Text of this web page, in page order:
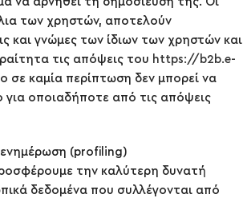
των χρηστών, αποτελούν
και γνώμες των ίδιων των χρηστών και
τις απόψεις του https://b2b.e-
σε καμία περίπτωση δεν μπορεί να
για οποιαδήποτε από τις απόψεις
(profiling)
την καλύτερη δυνατή
δεδομένα που συλλέγονται από